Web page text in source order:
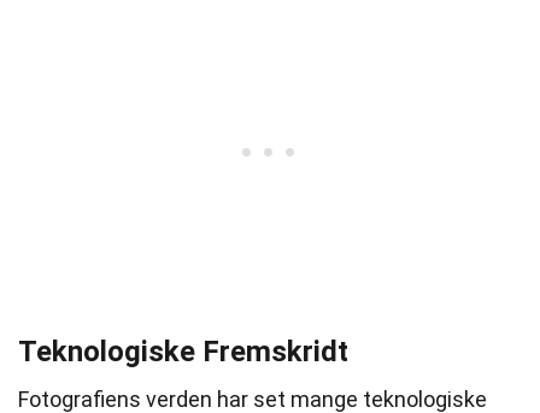
Teknologiske Fremskridt
Fotografiens verden har set mange teknologiske